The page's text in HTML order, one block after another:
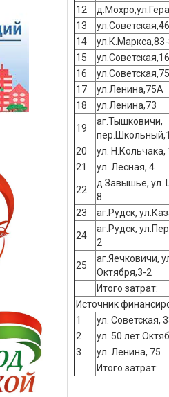
12
13
ул.Советская,46
14
15
16
ул.Советская,75
17
ул.Ленина,75А
18
ул.Ленина,73
19
аг.Тышковичи,
пер.Школьный,1
20 ул. Н.Кольчака,
21
ул. Лесная, 4
22
д.Завышье, ул.
8
23 аг.Рудск,
24
аг.Рудск,
2
25
аг.Яечковичи,
Октября,3-2
Итого затрат:
Источник
1
ул. Советская,
2
ул. 50 лет
3
ул. Ленина, 75
Итого затрат: